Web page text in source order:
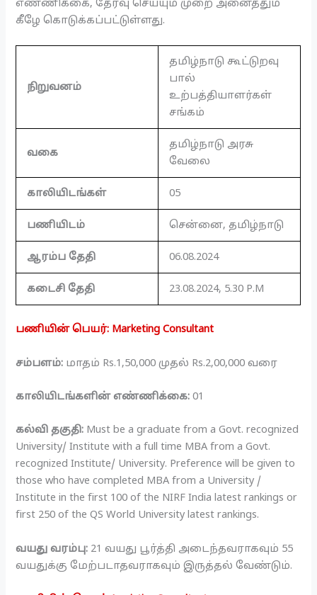
எண்ணிக்கை, தேர்வு செய்யும் முறை அனைத்தும்
கீழே கொடுக்கப்பட்டுள்ளது.
நிறுவனம்
தமிழ்நாடு கூட்டுறவு
பால்
உற்பத்தியாளர்கள்
சங்கம்
வகை
தமிழ்நாடு அரசு
வேலை
காலியிடங்கள் 05
பணியிடம் சென்னை, தமிழ்நாடு
ஆரம்ப தேதி 06.08.2024
கடைசி தேதி 23.08.2024, 5.30 P.M
பணியின் பெயர்: Marketing Consultant
சம்பளம்: மாதம் Rs.1,50,000 முதல் Rs.2,00,000 வரை
காலியிடங்களின் எண்ணிக்கை: 01
கல்வி தகுதி: Must be a graduate from a Govt. recognized
University/ Institute with a full time MBA from a Govt.
recognized Institute/ University. Preference will be given to
those who have completed MBA from a University /
Institute in the first 100 of the NIRF India latest rankings or
first 250 of the QS World University latest rankings.
வயது வரம்பு: 21 வயது பூர்த்தி அடைந்தவராகவும் 55
வயதுக்கு மேற்படாதவராகவும் இருத்தல் வேண்டும்.